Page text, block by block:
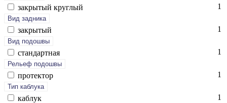
зак­ры­тый круг­лый 1
Вид задника
зак­ры­тый 1
Вид подошвы
стан­дарт­ная 1
Рельеф подошвы
про­тек­тор 1
Тип каблука
каб­лук 1